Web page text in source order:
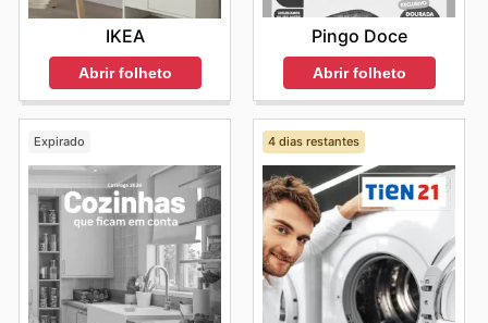
IKEA
Abrir folheto
Pingo Doce
Abrir folheto
Expirado 4 dias restantes